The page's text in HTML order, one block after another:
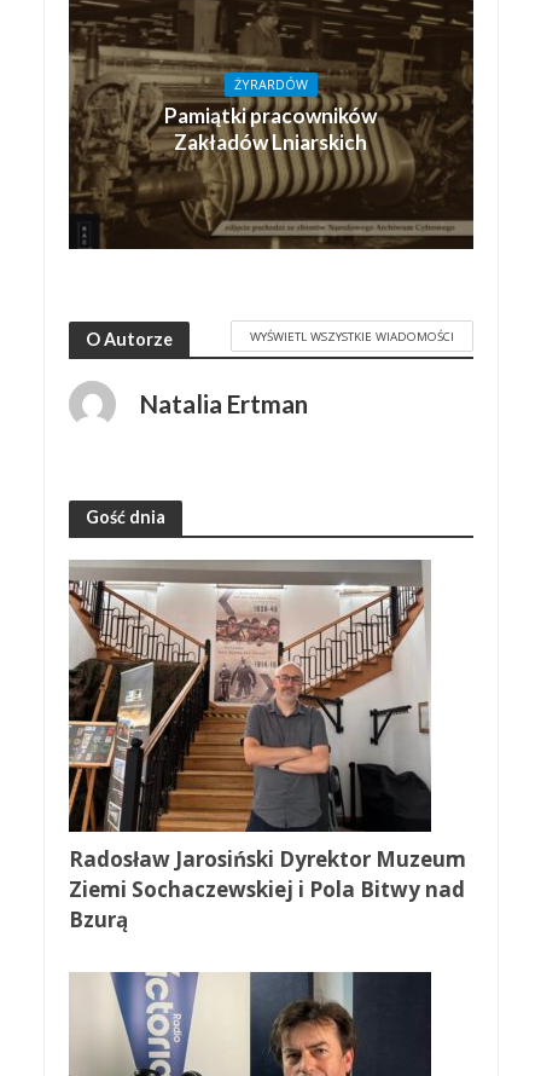
ŻYRARDÓW
Pamiątki pracowników
Zakładów Lniarskich
O Autorze WYŚWIETL WSZYSTKIE WIADOMOŚCI
Natalia Ertman
Gość dnia
Radosław Jarosiński Dyrektor Muzeum
Ziemi Sochaczewskiej i Pola Bitwy nad
Bzurą